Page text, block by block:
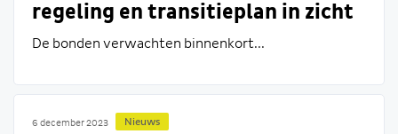
regeling en transitieplan in zicht
De bonden verwachten binnenkort...
6 december 2023 Nieuws